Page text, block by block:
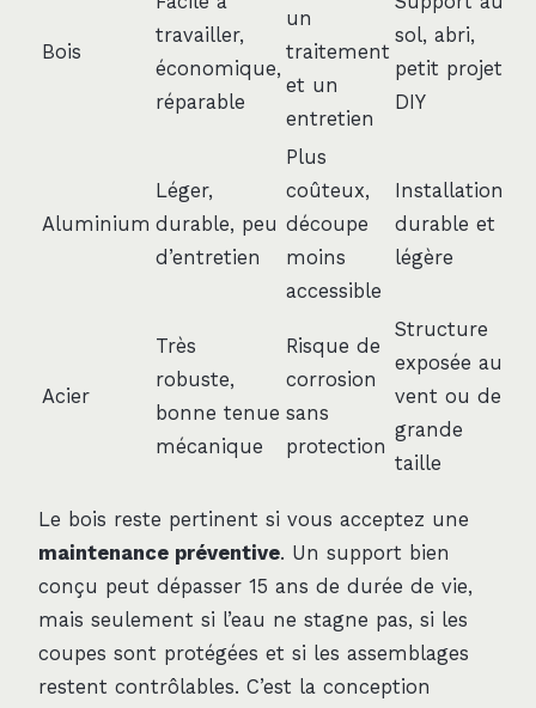
Bois
travailler,
économique,
réparable
un
traitement
et un
entretien
sol, abri,
petit projet
DIY
Aluminium
Léger,
durable, peu
d’entretien
Plus
coûteux,
découpe
moins
accessible
Installation
durable et
légère
Acier
Très
robuste,
bonne tenue
mécanique
Risque de
corrosion
sans
protection
Structure
exposée au
vent ou de
grande
taille
Le bois reste pertinent si vous acceptez une
maintenance préventive. Un support bien
conçu peut dépasser 15 ans de durée de vie,
mais seulement si l’eau ne stagne pas, si les
coupes sont protégées et si les assemblages
restent contrôlables. C’est la conception